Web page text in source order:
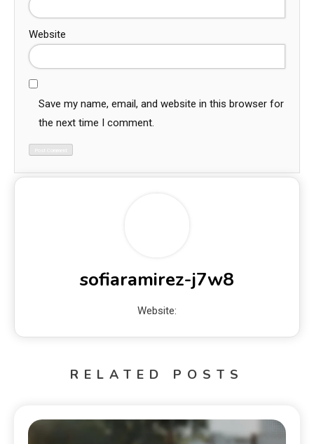
Website
Save my name, email, and website in this browser for
the next time I comment.
sofiaramirez-j7w8
Website:
RELATED POSTS